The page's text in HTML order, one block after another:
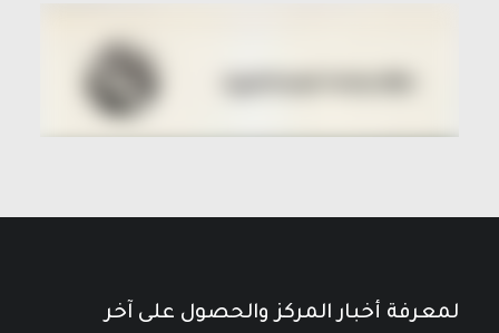
لمعرفة أخبار المركز والحصول على آخر